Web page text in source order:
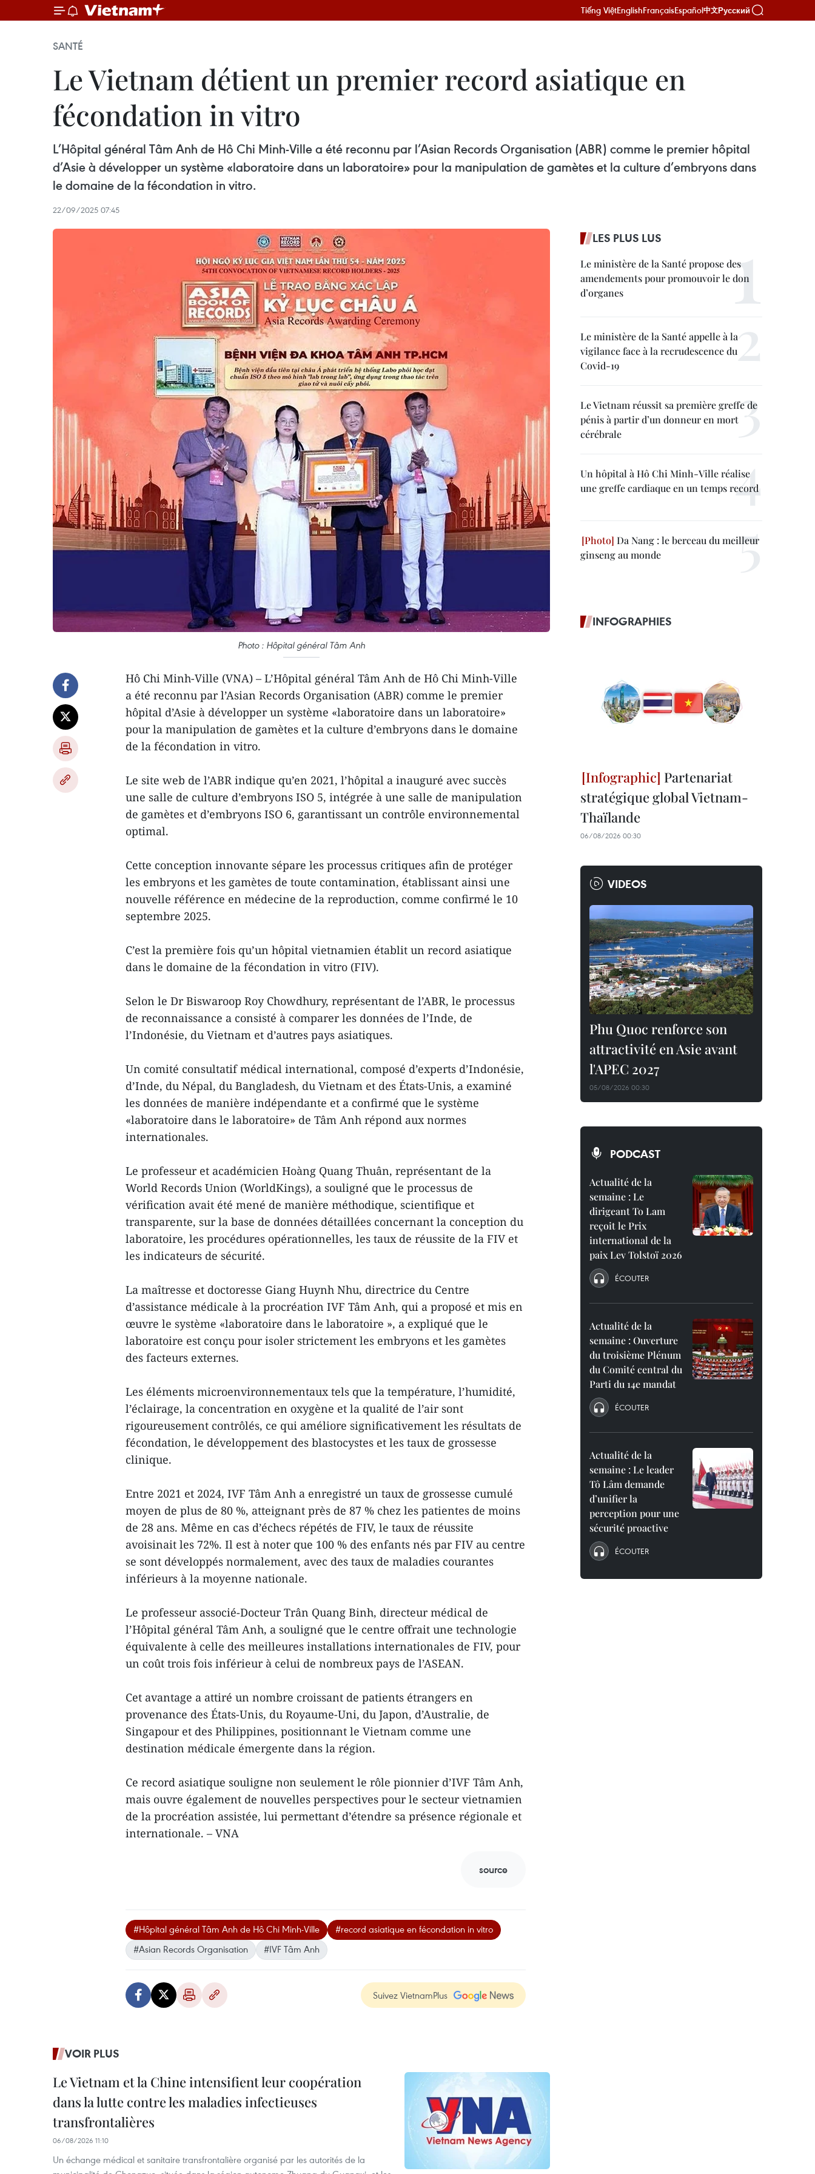
Tiếng ViệtEnglishFrançaisEspañol中文Русский
SANTÉ
Le Vietnam détient un premier record asiatique en
fécondation in vitro
L’Hôpital général Tâm Anh de Hô Chi Minh-Ville a été reconnu par l’Asian Records Organisation (ABR) comme le premier hôpital
d’Asie à développer un système «laboratoire dans un laboratoire» pour la manipulation de gamètes et la culture d’embryons dans
le domaine de la fécondation in vitro.
22/09/2025 07:45
Photo : Hôpital général Tâm Anh
Hô Chi Minh-Ville (VNA) – L’Hôpital général Tâm Anh de Hô Chi Minh-Ville
a été reconnu par l’Asian Records Organisation (ABR) comme le premier
hôpital d’Asie à développer un système «laboratoire dans un laboratoire»
pour la manipulation de gamètes et la culture d’embryons dans le domaine
de la fécondation in vitro.
Le site web de l’ABR indique qu’en 2021, l’hôpital a inauguré avec succès
une salle de culture d’embryons ISO 5, intégrée à une salle de manipulation
de gamètes et d’embryons ISO 6, garantissant un contrôle environnemental
optimal.
Cette conception innovante sépare les processus critiques afin de protéger
les embryons et les gamètes de toute contamination, établissant ainsi une
nouvelle référence en médecine de la reproduction, comme confirmé le 10
septembre 2025.
C’est la première fois qu’un hôpital vietnamien établit un record asiatique
dans le domaine de la fécondation in vitro (FIV).
Selon le Dr Biswaroop Roy Chowdhury, représentant de l’ABR, le processus
de reconnaissance a consisté à comparer les données de l’Inde, de
l’Indonésie, du Vietnam et d’autres pays asiatiques.
Un comité consultatif médical international, composé d’experts d’Indonésie,
d’Inde, du Népal, du Bangladesh, du Vietnam et des États-Unis, a examiné
les données de manière indépendante et a confirmé que le système
«laboratoire dans le laboratoire» de Tâm Anh répond aux normes
internationales.
Le professeur et académicien Hoàng Quang Thuân, représentant de la
World Records Union (WorldKings), a souligné que le processus de
vérification avait été mené de manière méthodique, scientifique et
transparente, sur la base de données détaillées concernant la conception du
laboratoire, les procédures opérationnelles, les taux de réussite de la FIV et
les indicateurs de sécurité.
La maîtresse et doctoresse Giang Huynh Nhu, directrice du Centre
d’assistance médicale à la procréation IVF Tâm Anh, qui a proposé et mis en
œuvre le système «laboratoire dans le laboratoire », a expliqué que le
laboratoire est conçu pour isoler strictement les embryons et les gamètes
des facteurs externes.
Les éléments microenvironnementaux tels que la température, l’humidité,
l’éclairage, la concentration en oxygène et la qualité de l’air sont
rigoureusement contrôlés, ce qui améliore significativement les résultats de
fécondation, le développement des blastocystes et les taux de grossesse
clinique.
Entre 2021 et 2024, IVF Tâm Anh a enregistré un taux de grossesse cumulé
moyen de plus de 80 %, atteignant près de 87 % chez les patientes de moins
de 28 ans. Même en cas d’échecs répétés de FIV, le taux de réussite
avoisinait les 72%. Il est à noter que 100 % des enfants nés par FIV au centre
se sont développés normalement, avec des taux de maladies courantes
inférieurs à la moyenne nationale.
Le professeur associé-Docteur Trân Quang Binh, directeur médical de
l’Hôpital général Tâm Anh, a souligné que le centre offrait une technologie
équivalente à celle des meilleures installations internationales de FIV, pour
un coût trois fois inférieur à celui de nombreux pays de l’ASEAN.
Cet avantage a attiré un nombre croissant de patients étrangers en
provenance des États-Unis, du Royaume-Uni, du Japon, d’Australie, de
Singapour et des Philippines, positionnant le Vietnam comme une
destination médicale émergente dans la région.
Ce record asiatique souligne non seulement le rôle pionnier d’IVF Tâm Anh,
mais ouvre également de nouvelles perspectives pour le secteur vietnamien
de la procréation assistée, lui permettant d’étendre sa présence régionale et
internationale. – VNA
source
#Hôpital général Tâm Anh de Hô Chi Minh-Ville
#record asiatique en fécondation in vitro
#Asian Records Organisation
#IVF Tâm Anh
Suivez VietnamPlus
VOIR PLUS
Le Vietnam et la Chine intensifient leur coopération
dans la lutte contre les maladies infectieuses
transfrontalières
06/08/2026 11:10
Un échange médical et sanitaire transfrontalière organisé par les autorités de la
LES PLUS LUS
Le ministère de la Santé propose des
amendements pour promouvoir le don
d’organes
Le ministère de la Santé appelle à la
vigilance face à la recrudescence du
Covid-19
Le Vietnam réussit sa première greffe de
pénis à partir d’un donneur en mort
cérébrale
Un hôpital à Hô Chi Minh-Ville réalise
une greffe cardiaque en un temps record
Da Nang : le berceau du meilleur
ginseng au monde
INFOGRAPHIES
Partenariat
stratégique global Vietnam-
Thaïlande
06/08/2026 00:30
VIDEOS
Phu Quoc renforce son
attractivité en Asie avant
l'APEC 2027
05/08/2026 00:30
PODCAST
Actualité de la
semaine : Le
dirigeant To Lam
reçoit le Prix
international de la
paix Lev Tolstoï 2026
ÉCOUTER
Actualité de la
semaine : Ouverture
du troisième Plénum
du Comité central du
Parti du 14e mandat
ÉCOUTER
Actualité de la
semaine : Le leader
Tô Lâm demande
d’unifier la
perception pour une
sécurité proactive
ÉCOUTER